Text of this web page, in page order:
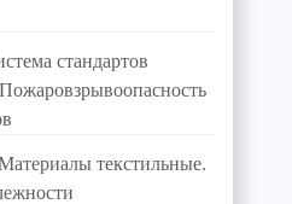
стандартов
текстильные.